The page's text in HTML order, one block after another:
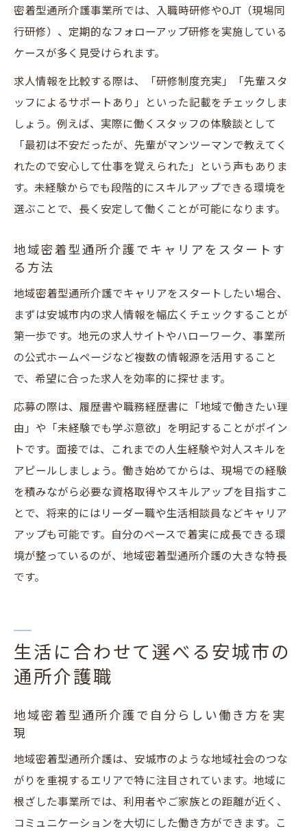
密着型通所介護事業所では、入職時研修やOJT（現場同
行研修）、定期的なフォローアップ研修を実施している
ケースが多く見受けられます。
求人情報を比較する際は、「研修制度充実」「先輩スタ
ッフによるサポートあり」といった記載をチェックしま
しょう。例えば、実際に働くスタッフの体験談として
「最初は不安だったが、先輩がマンツーマンで教えてく
れたので安心して仕事を覚えられた」という声もありま
す。未経験からでも段階的にスキルアップできる環境を
選ぶことで、長く安定して働くことが可能になります。
地域密着型通所介護でキャリアをスタートす
る方法
地域密着型通所介護でキャリアをスタートしたい場合、
まずは安城市内の求人情報を幅広くチェックすることが
第一歩です。地元の求人サイトやハローワーク、事業所
の公式ホームページなど複数の情報源を活用すること
で、希望に合った求人を効率的に探せます。
応募の際は、履歴書や職務経歴書に「地域で働きたい理
由」や「未経験でも学ぶ意欲」を明記することがポイン
トです。面接では、これまでの人生経験や対人スキルを
アピールしましょう。働き始めてからは、現場での経験
を積みながら必要な資格取得やスキルアップを目指すこ
とで、将来的にはリーダー職や生活相談員などキャリア
アップも可能です。自分のペースで着実に成長できる環
境が整っているのが、地域密着型通所介護の大きな特長
です。
生活に合わせて選べる安城市の
通所介護職
地域密着型通所介護で自分らしい働き方を実
現
地域密着型通所介護は、安城市のような地域社会のつな
がりを重視するエリアで特に注目されています。地域に
根ざした事業所では、利用者やご家族との距離が近く、
コミュニケーションを大切にした働き方ができます。こ